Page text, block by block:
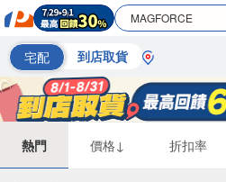
宅配 到店取貨
熱門 價格↓ 折扣率